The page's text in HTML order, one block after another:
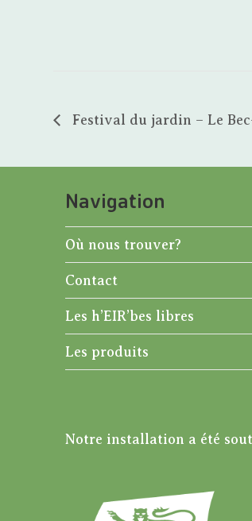
Festival du jardin – Le
Navigation
Où nous trouver?
Contact
Les h’EIR’bes libres
Les produits
Notre installation a été